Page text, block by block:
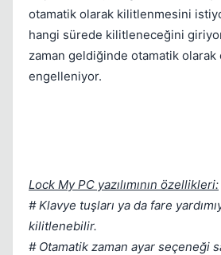
otamatik olarak kilitlenmesini
hangi sürede kilitleneceğini
zaman geldiğinde otamatik olarak
engelleniyor.
Lock My PC yazılımının özellikleri:
# Klavye tuşları ya da fare
kilitlenebilir.
# Otamatik zaman ayar seçeneği